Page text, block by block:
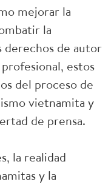
mejorar la
la
de autor
estos
del proceso de
vietnamita y
de prensa.
la realidad
y la